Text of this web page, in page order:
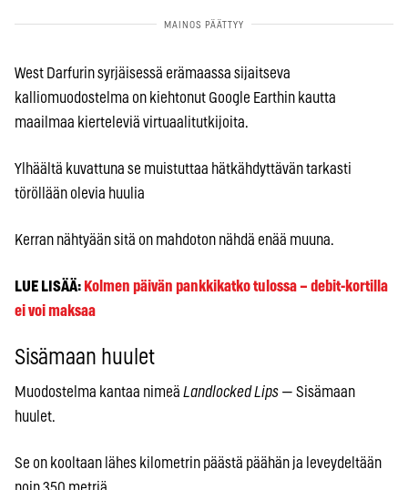
West Darfurin syrjäisessä erämaassa sijaitseva
kalliomuodostelma on kiehtonut Google Earthin kautta
maailmaa kierteleviä virtuaalitutkijoita.
Ylhäältä kuvattuna se muistuttaa hätkähdyttävän tarkasti
töröllään olevia huulia
Kerran nähtyään sitä on mahdoton nähdä enää muuna.
LUE LISÄÄ: Kolmen päivän pankkikatko tulossa – debit-kortilla
ei voi maksaa
Sisämaan huulet
Muodostelma kantaa nimeä Landlocked Lips — Sisämaan
huulet.
Se on kooltaan lähes kilometrin päästä päähän ja leveydeltään